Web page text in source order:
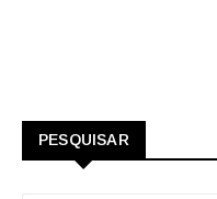
PESQUISAR